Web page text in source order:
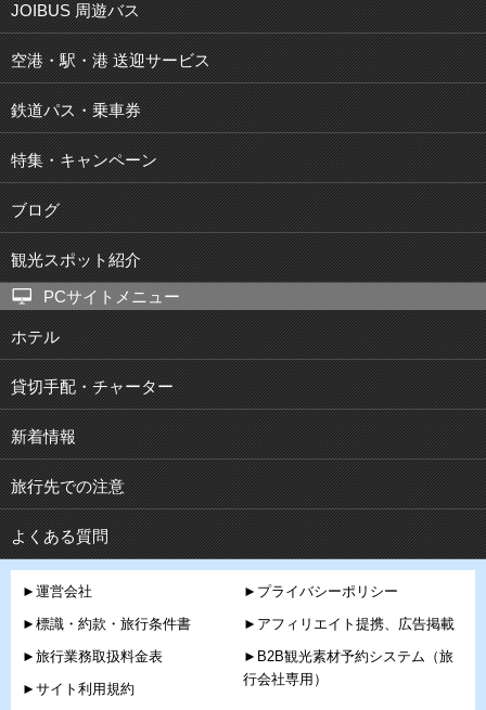
JOIBUS 周遊バス
空港・駅・港 送迎サービス
鉄道パス・乗車券
特集・キャンペーン
ブログ
観光スポット紹介
PCサイトメニュー
ホテル
貸切手配・チャーター
新着情報
旅行先での注意
よくある質問
►運営会社
►標識・約款・旅行条件書
►旅行業務取扱料金表
►サイト利用規約
►プライバシーポリシー
►アフィリエイト提携、広告掲載
►B2B観光素材予約システム（旅
行会社専用）